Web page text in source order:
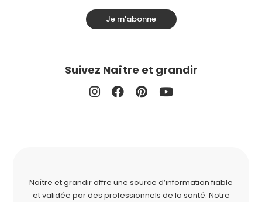
Je m'abonne
Suivez Naître et grandir
Naître et grandir offre une source d’information fiable
et validée par des professionnels de la santé. Notre